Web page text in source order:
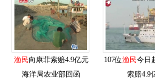
渔民向康菲索赔4.9亿元
海洋局农业部回函
107位渔民今日
索赔4.9